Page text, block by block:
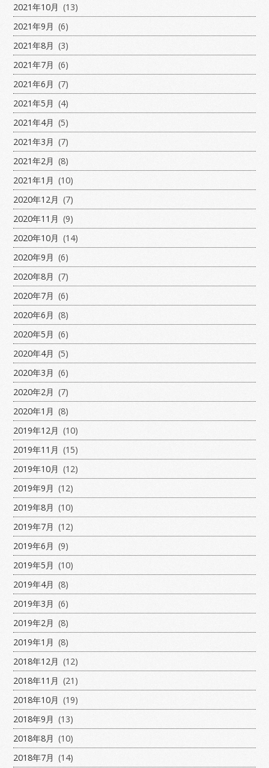
2021年10月 (13)
2021年9月 (6)
2021年8月 (3)
2021年7月 (6)
2021年6月 (7)
2021年5月 (4)
2021年4月 (5)
2021年3月 (7)
2021年2月 (8)
2021年1月 (10)
2020年12月 (7)
2020年11月 (9)
2020年10月 (14)
2020年9月 (6)
2020年8月 (7)
2020年7月 (6)
2020年6月 (8)
2020年5月 (6)
2020年4月 (5)
2020年3月 (6)
2020年2月 (7)
2020年1月 (8)
2019年12月 (10)
2019年11月 (15)
2019年10月 (12)
2019年9月 (12)
2019年8月 (10)
2019年7月 (12)
2019年6月 (9)
2019年5月 (10)
2019年4月 (8)
2019年3月 (6)
2019年2月 (8)
2019年1月 (8)
2018年12月 (12)
2018年11月 (21)
2018年10月 (19)
2018年9月 (13)
2018年8月 (10)
2018年7月 (14)